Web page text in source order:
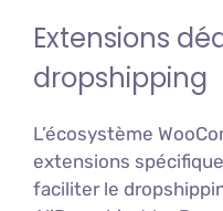
Extensions
dropshipping
L’écosystème
extensions
faciliter le